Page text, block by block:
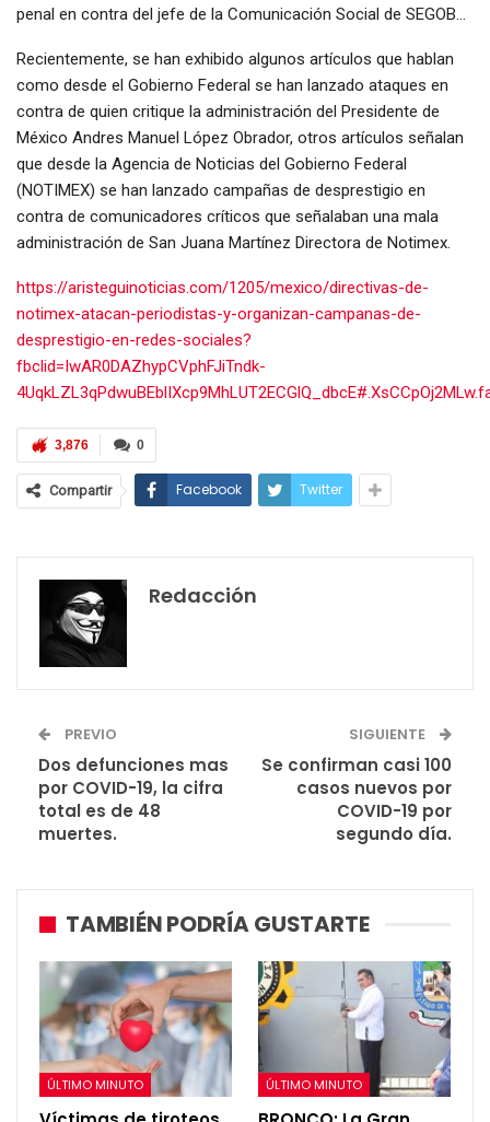
penal en contra del jefe de la Comunicación Social de SEGOB…
Recientemente, se han exhibido algunos artículos que hablan
como desde el Gobierno Federal se han lanzado ataques en
contra de quien critique la administración del Presidente de
México Andres Manuel López Obrador, otros artículos señalan
que desde la Agencia de Noticias del Gobierno Federal
(NOTIMEX) se han lanzado campañas de desprestigio en
contra de comunicadores críticos que señalaban una mala
administración de San Juana Martínez Directora de Notimex.
https://aristeguinoticias.com/1205/mexico/directivas-de-
notimex-atacan-periodistas-y-organizan-campanas-de-
desprestigio-en-redes-sociales?
fbclid=IwAR0DAZhypCVphFJiTndk-
0
3,876
Compartir Facebook Twitter
Redacción
PREVIO
Dos defunciones mas
por COVID-19, la cifra
total es de 48
muertes.
SIGUIENTE
Se confirman casi 100
casos nuevos por
COVID-19 por
segundo día.
TAMBIÉN PODRÍA GUSTARTE
ÚLTIMO MINUTO ÚLTIMO MINUTO